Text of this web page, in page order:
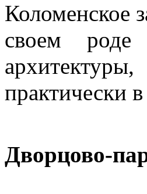
Коломенское
своем роде
практически
Дворцово-